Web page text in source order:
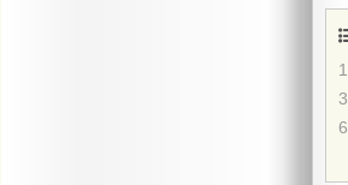
1.
3.
6.